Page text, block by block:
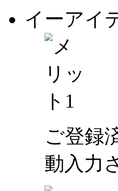
イーアイ
ご登録
動入力